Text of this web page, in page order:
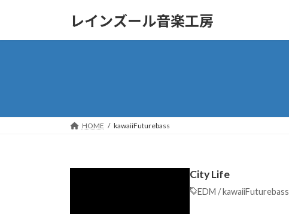
レインズール音楽工房
HOME kawaiiFuturebass
City Life
EDM /kawaiiFuturebass